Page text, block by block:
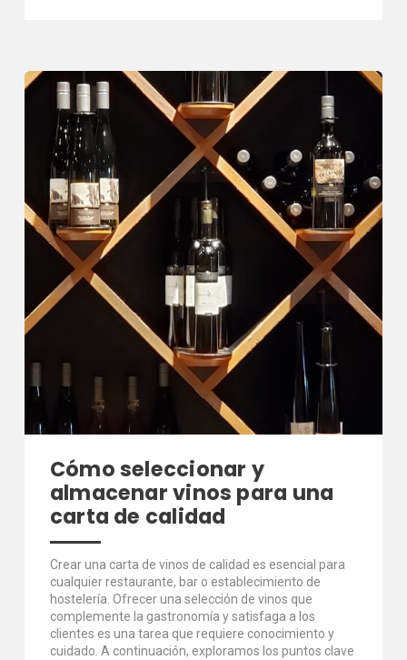
Cómo seleccionar y
almacenar vinos para una
carta de calidad
Crear una carta de vinos de calidad es esencial para
cualquier restaurante, bar o establecimiento de
hostelería. Ofrecer una selección de vinos que
complemente la gastronomía y satisfaga a los
clientes es una tarea que requiere conocimiento y
cuidado. A continuación, exploramos los puntos clave